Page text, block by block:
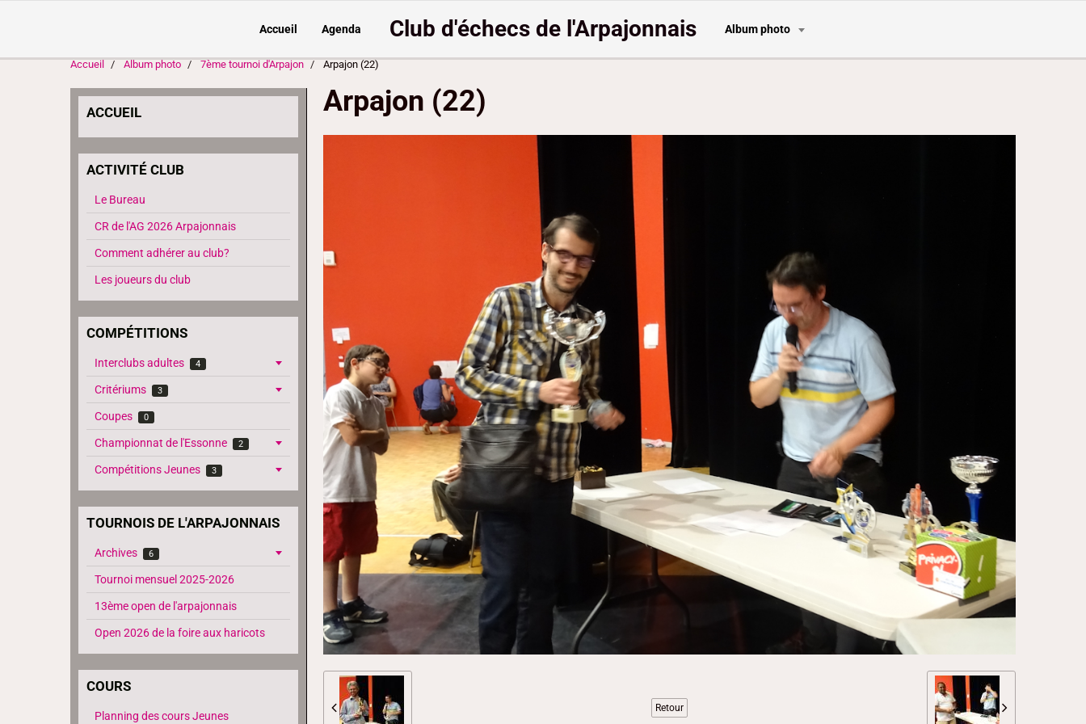
Accueil Agenda Club d'échecs de l'Arpajonnais Album photo
Accueil Album photo 7ème tournoi d'Arpajon Arpajon (22)
Arpajon (22)
Retour
ACCUEIL
ACTIVITÉ CLUB
Le Bureau
CR de l'AG 2026 Arpajonnais
Comment adhérer au club?
Les joueurs du club
COMPÉTITIONS
Interclubs adultes 4
Critériums 3
Coupes 0
Championnat de l'Essonne 2
Compétitions Jeunes 3
TOURNOIS DE L'ARPAJONNAIS
Archives 6
Tournoi mensuel 2025-2026
13ème open de l'arpajonnais
Open 2026 de la foire aux haricots
COURS
Planning des cours Jeunes